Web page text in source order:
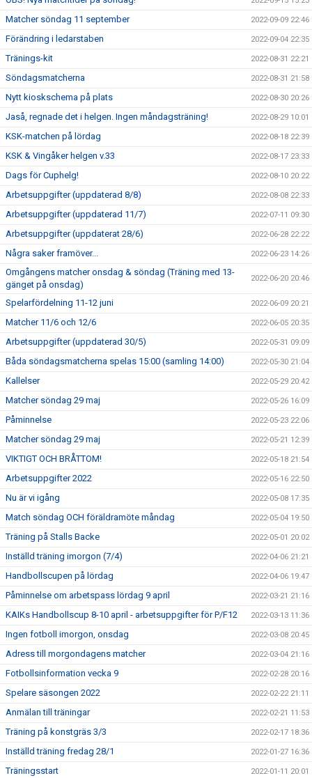
Matcher söndag 11 september 2022-09-09 22:46
Förändring i ledarstaben 2022-09-04 22:35
Tränings-kit 2022-08-31 22:21
Söndagsmatcherna 2022-08-31 21:58
Nytt kioskschema på plats 2022-08-30 20:26
Jaså, regnade det i helgen. Ingen måndagsträning! 2022-08-29 10:01
KSK-matchen på lördag 2022-08-18 22:39
KSK & Vingåker helgen v.33 2022-08-17 23:33
Dags för Cuphelg! 2022-08-10 20:22
Arbetsuppgifter (uppdaterad 8/8) 2022-08-08 22:33
Arbetsuppgifter (uppdaterad 11/7) 2022-07-11 09:30
Arbetsuppgifter (uppdaterat 28/6) 2022-06-28 22:22
Några saker framöver... 2022-06-23 14:26
Omgångens matcher onsdag & söndag (Träning med 13-
gänget på onsdag)
2022-06-20 20:46
Spelarfördelning 11-12 juni 2022-06-09 20:21
Matcher 11/6 och 12/6 2022-06-05 20:35
Arbetsuppgifter (uppdaterad 30/5) 2022-05-31 09:09
Båda söndagsmatcherna spelas 15:00 (samling 14:00) 2022-05-30 21:04
Kallelser 2022-05-29 20:42
Matcher söndag 29 maj 2022-05-26 16:09
Påminnelse 2022-05-23 22:06
Matcher söndag 29 maj 2022-05-21 12:39
VIKTIGT OCH BRÅTTOM! 2022-05-18 21:54
Arbetsuppgifter 2022 2022-05-16 22:50
Nu är vi igång 2022-05-08 17:35
Match söndag OCH föräldramöte måndag 2022-05-04 19:50
Träning på Stalls Backe 2022-05-01 20:02
Inställd träning imorgon (7/4) 2022-04-06 21:21
Handbollscupen på lördag 2022-04-06 19:47
Påminnelse om arbetspass lördag 9 april 2022-03-21 21:16
KAIKs Handbollscup 8-10 april - arbetsuppgifter för P/F12 2022-03-13 11:36
Ingen fotboll imorgon, onsdag 2022-03-08 20:45
Adress till morgondagens matcher 2022-03-04 21:16
Fotbollsinformation vecka 9 2022-02-28 20:16
Spelare säsongen 2022 2022-02-22 21:11
Anmälan till träningar 2022-02-21 11:53
Träning på konstgräs 3/3 2022-02-17 18:36
Inställd träning fredag 28/1 2022-01-27 16:36
Träningsstart 2022-01-11 20:01